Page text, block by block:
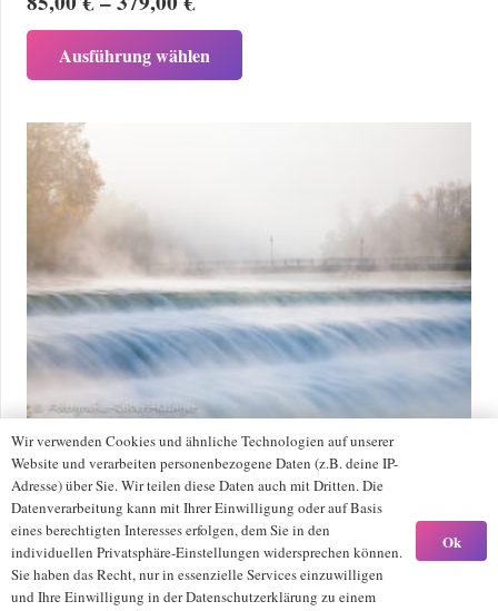
85,00 €
bis
379,00 €
Ausführung wählen
können
auf
gewählt
werden
Foto vom Lechwehr und der Karolinenbrücke in Landsberg im
Morgennebel
85,00€–379,00€Preisspanne:
85,00 €
bis
379,00 €
Ausführung wählen
Dieses
Produkt
weist
Wir verwenden Cookies und ähnliche Technologien auf unserer
Website und verarbeiten personenbezogene Daten (z.B. deine IP-
Adresse) über Sie. Wir teilen diese Daten auch mit Dritten. Die
Datenverarbeitung kann mit Ihrer Einwilligung oder auf Basis
eines berechtigten Interesses erfolgen, dem Sie in den
individuellen Privatsphäre-Einstellungen widersprechen können.
Sie haben das Recht, nur in essenzielle Services einzuwilligen
und Ihre Einwilligung in der Datenschutzerklärung zu einem
Ok